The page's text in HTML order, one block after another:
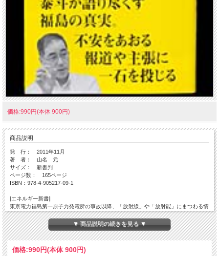
価格:990円(本体 900円)
商品説明
発 行： 2011年11月
著 者： 山名 元
サイズ： 新書判
ページ数： 165ページ
ISBN：978-4-905217-09-1
[エネルギー新書]
東京電力福島第一原子力発電所の事故以降、「放射線」や「放射能」にまつわる情
報が氾濫し、危険かどうかを巡って専門家の間でも意見が割れる。福島は至上最悪
の事故といわれたチェルノブイリと同じ道をたどるのか発がんは増えるのか？
原子力工学の専門家である著者が、被ばく医療の泰斗（たいと）、山下俊一氏（福
島県立医科大学副学長）と対談し「放射能の真実」を明らかにする。山下氏は、チ
ェルノブイリの周辺地域で子どもら健康を調べ、小児甲状腺がんの多発メカニズム
▼ 商品説明の続きを見る ▼
価格:990円(本体 900円)